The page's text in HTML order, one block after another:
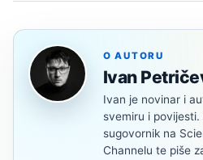
O AUTORU
Ivan
Ivan je novinar i
svemiru i
sugovornik na
Channelu te piše